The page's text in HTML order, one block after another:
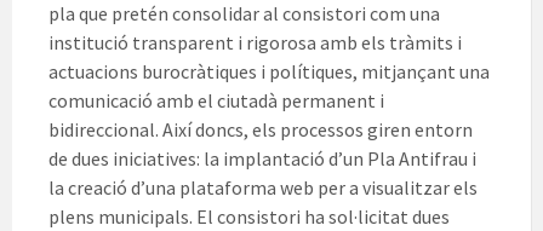
pla que pretén consolidar al consistori com una
institució transparent i rigorosa amb els tràmits i
actuacions burocràtiques i polítiques, mitjançant una
comunicació amb el ciutadà permanent i
bidireccional. Així doncs, els processos giren entorn
de dues iniciatives: la implantació d’un Pla Antifrau i
la creació d’una plataforma web per a visualitzar els
plens municipals. El consistori ha sol·licitat dues